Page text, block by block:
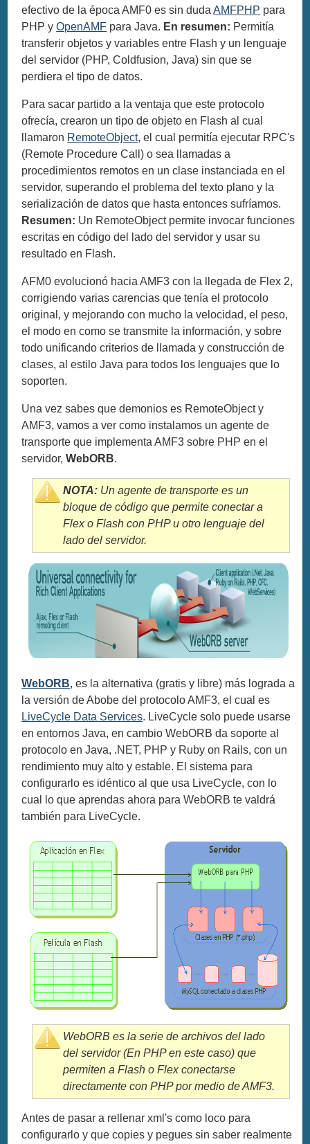
efectivo de la época AMF0 es sin dudaAMFPHP para
PHP yOpenAMF para Java. En resumen: Permitía
transferir objetos y variables entre Flash y un lenguaje
del servidor (PHP, Coldfusion, Java) sin que se
perdiera el tipo de datos.
Para sacar partido a la ventaja que este protocolo
ofrecía, crearon un tipo de objeto en Flash al cual
llamaron RemoteObject, el cual permitía ejecutar RPC's
(Remote Procedure Call) o sea llamadas a
procedimientos remotos en un clase instanciada en el
servidor, superando el problema del texto plano y la
serialización de datos que hasta entonces sufríamos.
Resumen: Un RemoteObject permite invocar funciones
escritas en código del lado del servidor y usar su
resultado en Flash.
AFM0 evolucionó hacia AMF3 con la llegada de Flex 2,
corrigiendo varias carencias que tenía el protocolo
original, y mejorando con mucho la velocidad, el peso,
el modo en como se transmite la información, y sobre
todo unificando criterios de llamada y construcción de
clases, al estilo Java para todos los lenguajes que lo
soporten.
Una vez sabes que demonios es RemoteObject y
AMF3, vamos a ver como instalamos un agente de
transporte que implementa AMF3 sobre PHP en el
servidor,WebORB.
NOTA: Un agente de transporte es un
bloque de código que permite conectar a
Flex o Flash con PHP u otro lenguaje del
lado del servidor.
WebORB, es la alternativa (gratis y libre) más lograda a
la versión de Abobe del protocolo AMF3, el cual es
LiveCycle Data Services. LiveCycle solo puede usarse
en entornos Java, en cambio WebORB da soporte al
protocolo en Java, .NET, PHP y Ruby on Rails, con un
rendimiento muy alto y estable. El sistema para
configurarlo es idéntico al que usa LiveCycle, con lo
cual lo que aprendas ahora para WebORB te valdrá
también para LiveCycle.
WebORB es la serie de archivos del lado
del servidor (En PHP en este caso) que
permiten a Flash o Flex conectarse
directamente con PHP por medio de AMF3.
Antes de pasar a rellenar xml's como loco para
configurarlo y que copies y pegues sin saber realmente